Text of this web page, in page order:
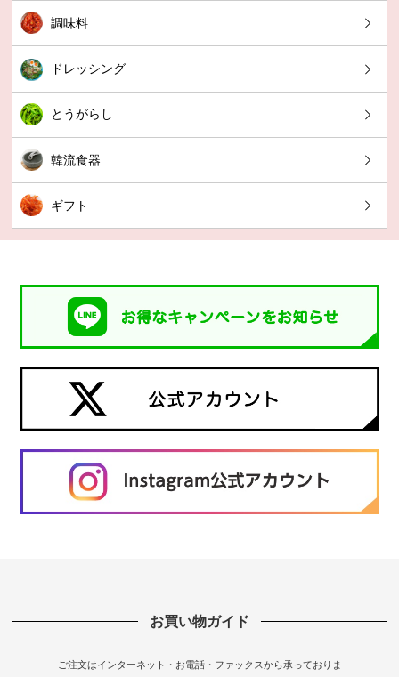
調味料
ドレッシング
とうがらし
韓流食器
ギフト
お買い物ガイド
ご注文はインターネット・お電話・ファックスから承っておりま